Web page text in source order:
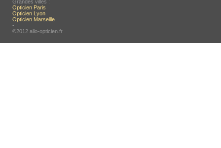
Grandes villes :
Opticien Paris
Opticien Lyon
Opticien Marseille
-
©2012 allo-opticien.fr